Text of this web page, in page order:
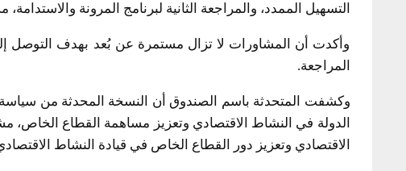
التسهيل الممدد، والمراجعة الثانية لبرنامج المرونة
وأكدت أن المشاورات لا تزال مستمرة عن بُعد بهدف التوصل
المراجعة.
وكشفت المتحدثة باسم الصندوق أن النسخة المحدثة من سياسة
الدولة في النشاط الاقتصادي وتعزيز مساهمة القطاع الخاص،
الاقتصادي وتعزيز دور القطاع الخاص في قيادة النشاط